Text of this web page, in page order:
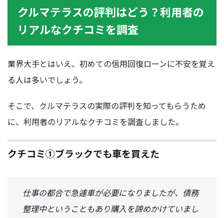
クルマテラスの評判はどう？利用者の
リアルなクチコミを調査
業界大手とはいえ、初めての信用回復ローンに不安を覚え
る人は多いでしょう。
そこで、クルマテラスの実際の評判を知ってもらうため
に、利用者のリアルなクチコミを調査しました。
クチコミ①ブラックでも車を買えた
仕事の都合で急遽車が必要になりましたが、債務
整理中ということもあり購入を諦めかけていまし